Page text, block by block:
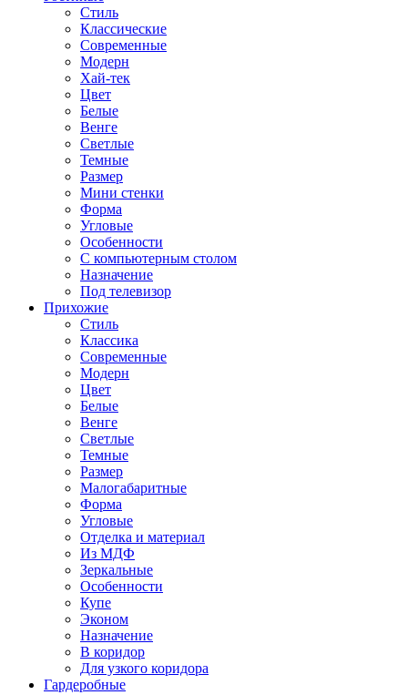
Стиль
Классические
Современные
Модерн
Хай-тек
Цвет
Белые
Венге
Светлые
Темные
Размер
Мини стенки
Форма
Угловые
Особенности
С компьютерным столом
Назначение
Под телевизор
Прихожие
Стиль
Классика
Современные
Модерн
Цвет
Белые
Венге
Светлые
Темные
Размер
Малогабаритные
Форма
Угловые
Отделка и материал
Из МДФ
Зеркальные
Особенности
Купе
Эконом
Назначение
В коридор
Для узкого коридора
Гардеробные